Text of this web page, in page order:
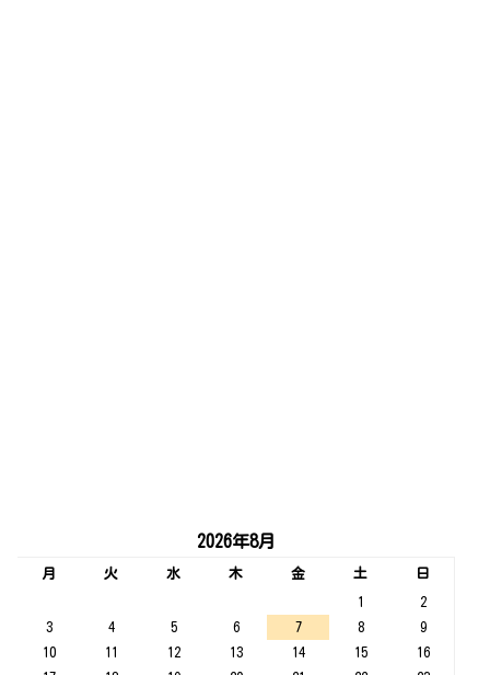
2026年8月
月 火 水 木 金 土
日
1
2
3
4 5 6 7 8
9
10
11 12 13 14 15
16